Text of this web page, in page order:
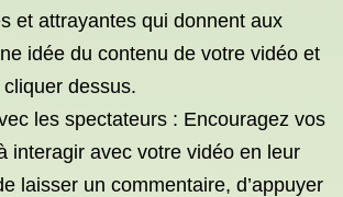
et attrayantes qui donnent aux
idée du contenu de votre vidéo et
cliquer dessus.
les spectateurs : Encouragez vos
interagir avec votre vidéo en leur
laisser un commentaire, d’appuyer